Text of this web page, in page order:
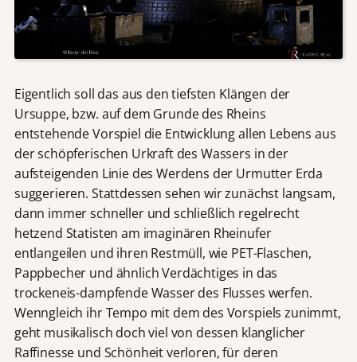
Eigentlich soll das aus den tiefsten Klängen der
Ursuppe, bzw. auf dem Grunde des Rheins
entstehende Vorspiel die Entwicklung allen Lebens aus
der schöpferischen Urkraft des Wassers in der
aufsteigenden Linie des Werdens der Urmutter Erda
suggerieren. Stattdessen sehen wir zunächst langsam,
dann immer schneller und schließlich regelrecht
hetzend Statisten am imaginären Rheinufer
entlangeilen und ihren Restmüll, wie PET-Flaschen,
Pappbecher und ähnlich Verdächtiges in das
trockeneis-dampfende Wasser des Flusses werfen.
Wenngleich ihr Tempo mit dem des Vorspiels zunimmt,
geht musikalisch doch viel von dessen klanglicher
Raffinesse und Schönheit verloren, für deren